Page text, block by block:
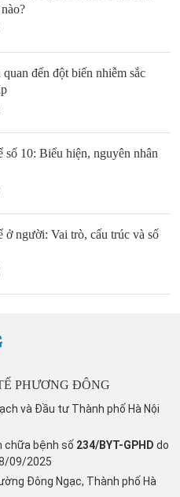
đến đột biến nhiễm sắc
số 10: Biểu hiện, nguyên nhân
ở người: Vai trò, cấu trúc và số
PHƯƠNG ĐÔNG
và Đầu tư Thành phố Hà Nội
chữa bệnh số 234/BYT-GPHD do
09/2025
Đông Ngạc, Thành phố Hà